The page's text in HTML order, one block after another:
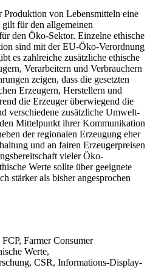
Produktion von Lebensmitteln eine
für den allgemeinen
den Öko-Sektor. Einzelne ethische
sind mit der EU-Öko-Verordnung
es zahlreiche zusätzliche ethische
Verarbeitern und Verbrauchern
zeigen, dass die gesetzten
Erzeugern, Herstellern und
die Erzeuger überwiegend die
verschiedene zusätzliche Umwelt-
Mittelpunkt ihrer Kommunikation
der regionalen Erzeugung eher
und an fairen Erzeugerpreisen
vieler Öko-
Werte sollte über geeignete
stärker als bisher angesprochen
Farmer Consumer
Werte,
CSR, Informations-Display-